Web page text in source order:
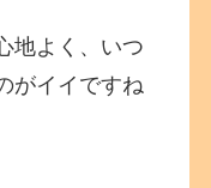
地よく、いつ
がイイですね